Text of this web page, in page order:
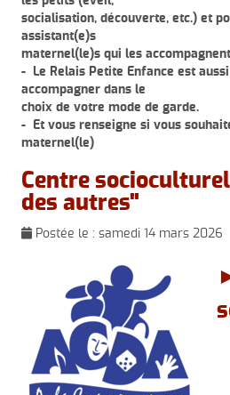
socialisation, découverte, etc.) et
assistant(e)s
maternel(le)s qui les
- Le Relais Petite Enfance est
accompagner dans le
choix de votre mode de garde.
- Et vous renseigne si vous
maternel(le)
Centre
des autres"
Postée le :samedi 14 mars 2026